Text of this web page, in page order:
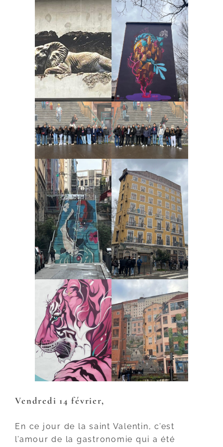
Vendredi 14 février,
En ce jour de la saint Valentin, c’est
l’amour de la gastronomie qui a été